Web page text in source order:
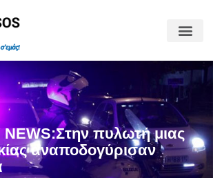
NEWS:Στην πυλωτή μιας
αναποδογύρισαν